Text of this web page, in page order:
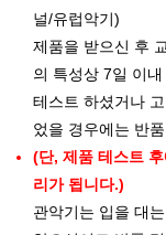
널/유럽악기)
제품을 받으신 후
의 특성상 7일 이내
테스트 하셨거나
었을 경우에는 반
(단, 제품 테스트
리가 됩니다.)
관악기는 입을 대